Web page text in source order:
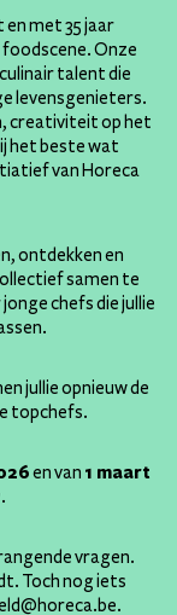
en met 35 jaar
foodscene. Onze
talent die
levensgenieters.
creativiteit op het
het beste wat
van Horeca
ontdekken en
samen te
chefs die jullie
jullie opnieuw de
topchefs.
en van 1 maart
.
vragen.
Toch nog iets